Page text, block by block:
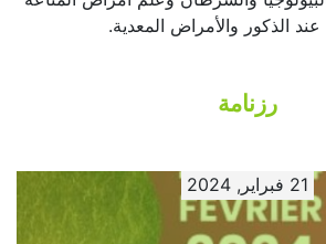
الذكور والأمراض المعدية.
رزنامة
21 فبراير, 2024